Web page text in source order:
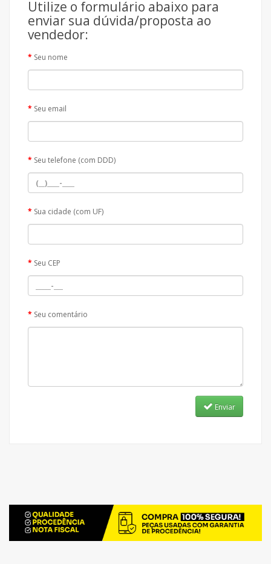
Utilize o formulário abaixo para
enviar sua dúvida/proposta ao
vendedor:
Seu nome
Seu email
Seu telefone (com DDD)
Sua cidade (com UF)
Seu CEP
Seu comentário
Enviar